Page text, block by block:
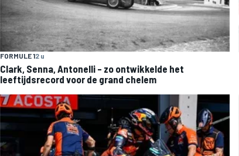
FORMULE 12 u
Clark, Senna, Antonelli – zo ontwikkelde het
leeftijdsrecord voor de grand chelem